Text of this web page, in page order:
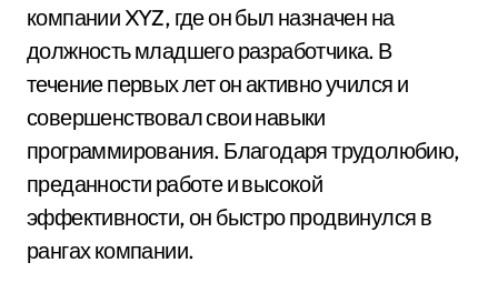
компании XYZ, где он был назначен на
должность младшего разработчика. В
течение первых лет он активно учился и
совершенствовал свои навыки
программирования. Благодаря трудолюбию,
преданности работе и высокой
эффективности, он быстро продвинулся в
рангах компании.